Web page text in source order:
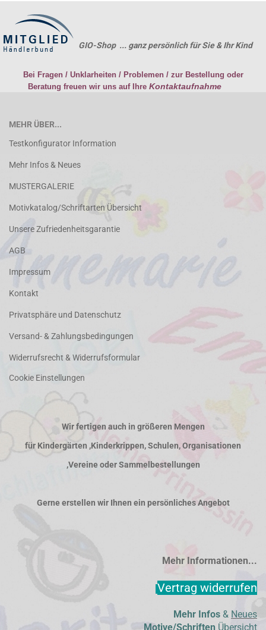
GIO-Shop ... ganz persönlich für Sie & Ihr Kind
Bei Fragen / Unklarheiten / Problemen / zur Bestellung oder
Beratung freuen wir uns auf Ihre Kontaktaufnahme
MEHR ÜBER...
Testkonfigurator Information
Mehr Infos & Neues
MUSTERGALERIE
Motivkatalog/Schriftarten Übersicht
Unsere Zufriedenheitsgarantie
AGB
Impressum
Kontakt
Privatsphäre und Datenschutz
Versand- & Zahlungsbedingungen
Widerrufsrecht & Widerrufsformular
Cookie Einstellungen
Wir fertigen auch in größeren Mengen
für Kindergärten ,Kinderkrippen, Schulen, Organisationen
,Vereine oder Sammelbestellungen
Gerne erstellen wir Ihnen ein persönliches Angebot
Mehr Informationen...
Vertrag widerrufen
Mehr Infos & Neues
Motive/Schriften Übersicht